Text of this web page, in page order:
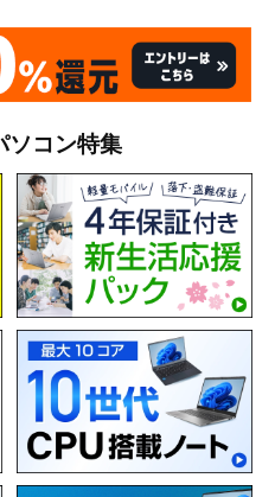
ソコン特集